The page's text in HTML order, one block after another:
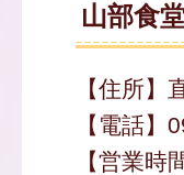
山部食
【住所】
【電話】
【営業時